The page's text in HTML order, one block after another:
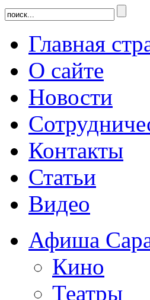
Главная
О сайте
Новости
Контакты
Статьи
Видео
Афиша
Кино
Театры